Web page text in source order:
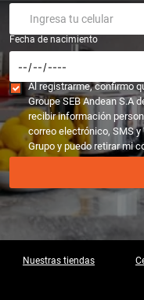
Fecha de nacimiento
Al registrarme, confirmo
Groupe SEB Andean S.A
recibir información
correo electrónico, SMS
Grupo y puedo retirar mi
Nuestras tiendas